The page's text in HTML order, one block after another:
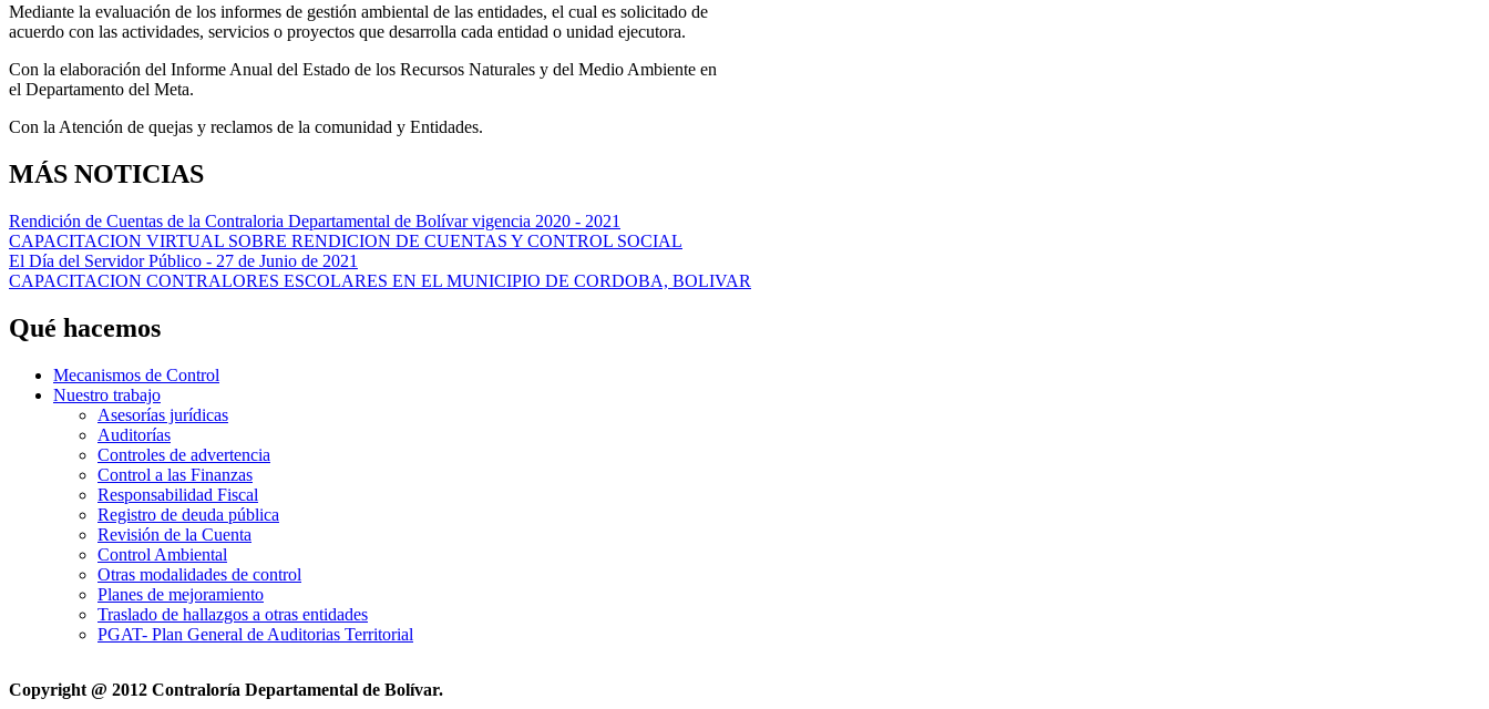
Mediante la evaluación de los informes de gestión ambiental de las entidades, el cual es solicitado de
acuerdo con las actividades, servicios o proyectos que desarrolla cada entidad o unidad ejecutora.
Con la elaboración del Informe Anual del Estado de los Recursos Naturales y del Medio Ambiente en
el Departamento del Meta.
Con la Atención de quejas y reclamos de la comunidad y Entidades.
MÁS NOTICIAS
Rendición de Cuentas de la Contraloria Departamental de Bolívar vigencia 2020 - 2021
CAPACITACION VIRTUAL SOBRE RENDICION DE CUENTAS Y CONTROL SOCIAL
El Día del Servidor Público - 27 de Junio de 2021
CAPACITACION CONTRALORES ESCOLARES EN EL MUNICIPIO DE CORDOBA, BOLIVAR
Qué hacemos
Mecanismos de Control
Nuestro trabajo
Asesorías jurídicas
Auditorías
Controles de advertencia
Control a las Finanzas
Responsabilidad Fiscal
Registro de deuda pública
Revisión de la Cuenta
Control Ambiental
Otras modalidades de control
Planes de mejoramiento
Traslado de hallazgos a otras entidades
PGAT- Plan General de Auditorias Territorial
Copyright @ 2012 Contraloría Departamental de Bolívar.